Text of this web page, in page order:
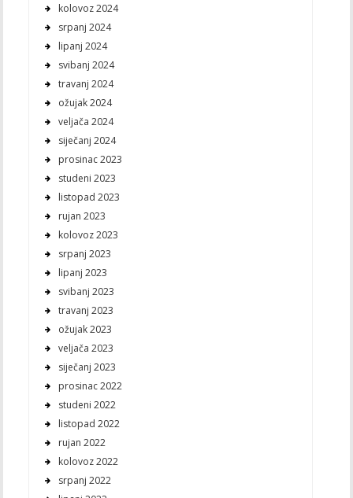
kolovoz 2024
srpanj 2024
lipanj 2024
svibanj 2024
travanj 2024
ožujak 2024
veljača 2024
siječanj 2024
prosinac 2023
studeni 2023
listopad 2023
rujan 2023
kolovoz 2023
srpanj 2023
lipanj 2023
svibanj 2023
travanj 2023
ožujak 2023
veljača 2023
siječanj 2023
prosinac 2022
studeni 2022
listopad 2022
rujan 2022
kolovoz 2022
srpanj 2022